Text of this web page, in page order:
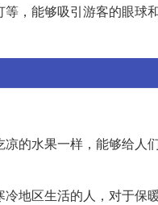
，能够吸引游客的眼球
的水果一样，能够给人
地区生活的人，对于保